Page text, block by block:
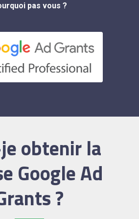
pas vous ?
obtenir la
Google Ad
?